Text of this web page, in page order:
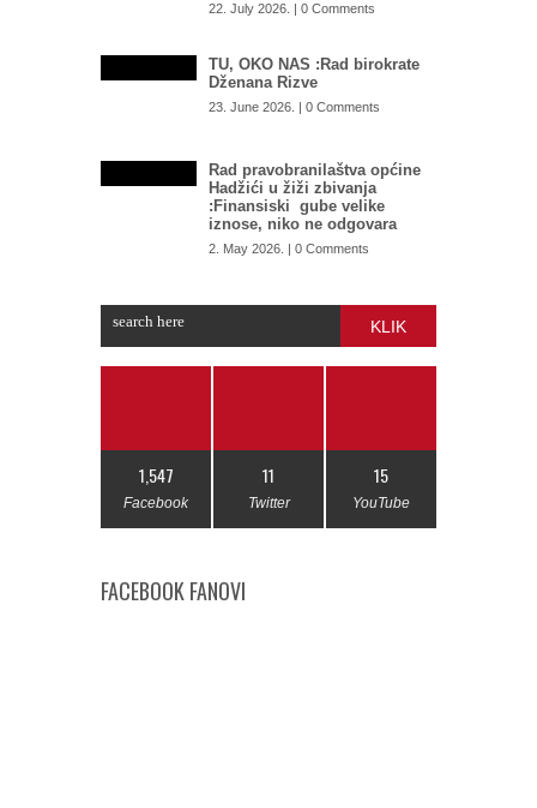
22. July 2026. | 0 Comments
TU, OKO NAS :Rad birokrate
Dženana Rizve
23. June 2026. | 0 Comments
Rad pravobranilaštva općine
Hadžići u žiži zbivanja
:Finansiski gube velike
iznose, niko ne odgovara
2. May 2026. | 0 Comments
KLIK
1,547
Facebook
11
Twitter
15
YouTube
FACEBOOK FANOVI